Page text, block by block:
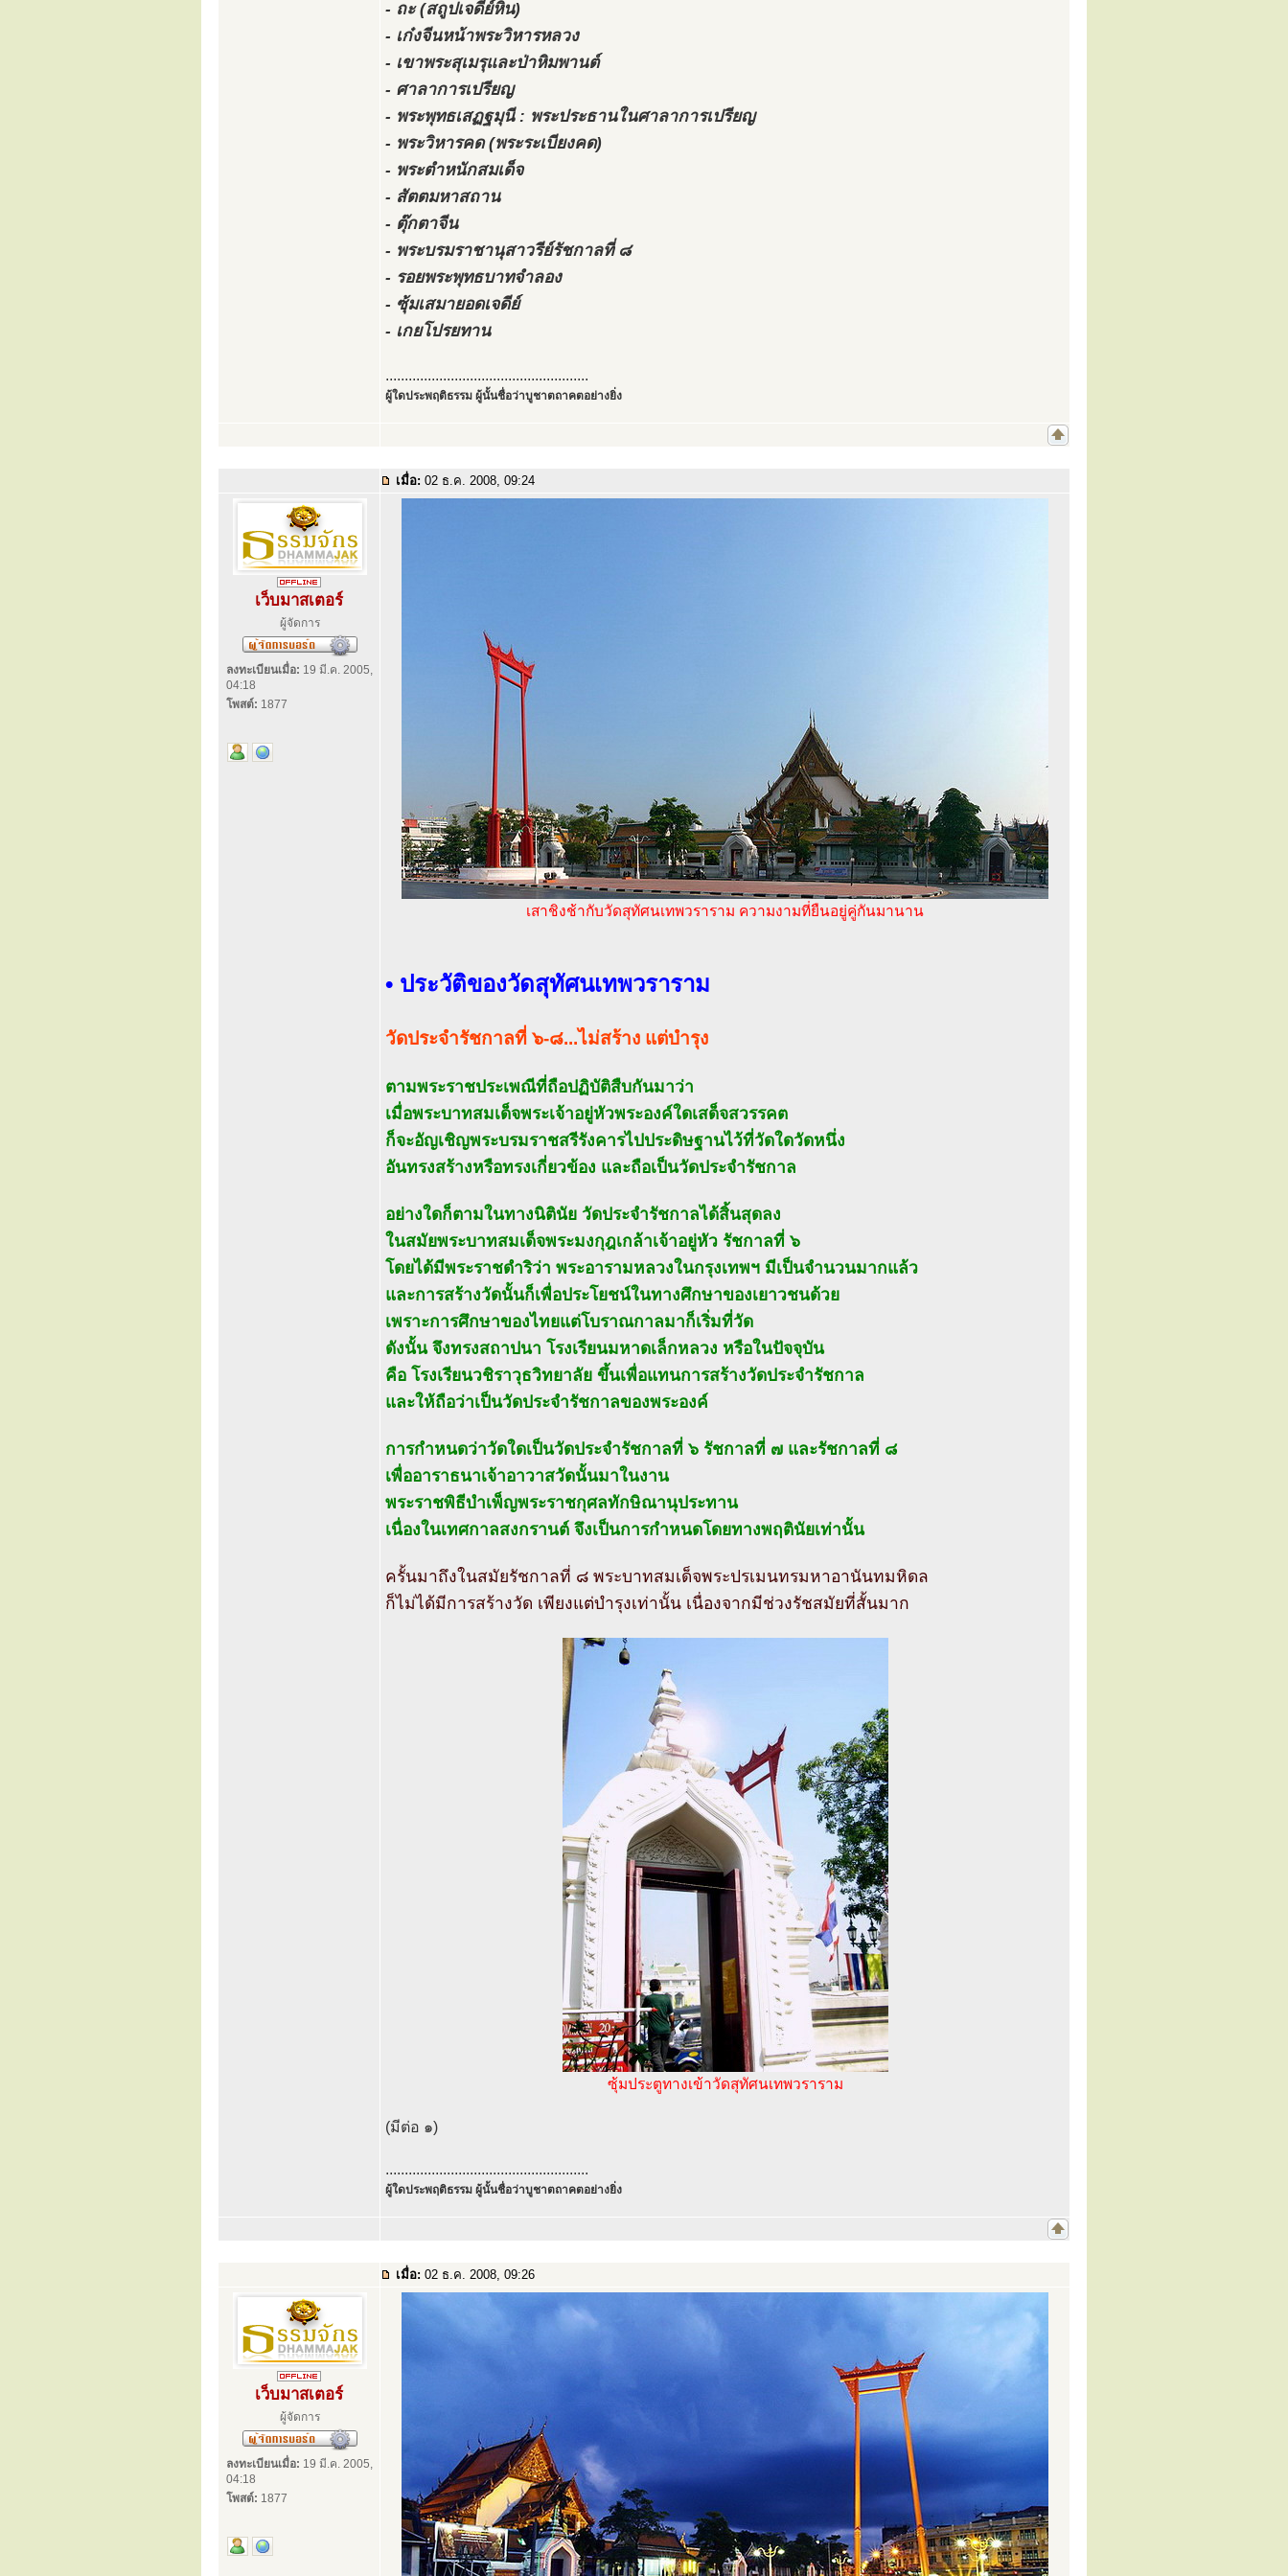
- ถะ (สถูปเจดีย์หิน)
- เก๋งจีนหน้าพระวิหารหลวง
- เขาพระสุเมรุและป่าหิมพานต์
- ศาลาการเปรียญ
- พระพุทธเสฏฐมุนี : พระประธานในศาลาการเปรียญ
- พระวิหารคด (พระระเบียงคด)
- พระตำหนักสมเด็จ
- สัตตมหาสถาน
- ตุ๊กตาจีน
- พระบรมราชานุสาวรีย์รัชกาลที่ ๘
- รอยพระพุทธบาทจำลอง
- ซุ้มเสมายอดเจดีย์
- เกยโปรยทาน
.....................................................
ผู้ใดประพฤติธรรม ผู้นั้นชื่อว่าบูชาตถาคตอย่างยิ่ง
เมื่อ: 02 ธ.ค. 2008, 09:24
เว็บมาสเตอร์
ผู้จัดการ
ลงทะเบียนเมื่อ: 19 มี.ค. 2005,
04:18
โพสต์: 1877
เสาชิงช้ากับวัดสุทัศนเทพวราราม ความงามที่ยืนอยู่คู่กันมานาน
• ประวัติของวัดสุทัศนเทพวราราม
วัดประจำรัชกาลที่ ๖-๘...ไม่สร้าง แต่บำรุง
ตามพระราชประเพณีที่ถือปฏิบัติสืบกันมาว่า
เมื่อพระบาทสมเด็จพระเจ้าอยู่หัวพระองค์ใดเสด็จสวรรคต
ก็จะอัญเชิญพระบรมราชสรีรังคารไปประดิษฐานไว้ที่วัดใดวัดหนึ่ง
อันทรงสร้างหรือทรงเกี่ยวข้อง และถือเป็นวัดประจำรัชกาล
อย่างใดก็ตามในทางนิตินัย วัดประจำรัชกาลได้สิ้นสุดลง
ในสมัยพระบาทสมเด็จพระมงกุฎเกล้าเจ้าอยู่หัว รัชกาลที่ ๖
โดยได้มีพระราชดำริว่า พระอารามหลวงในกรุงเทพฯ มีเป็นจำนวนมากแล้ว
และการสร้างวัดนั้นก็เพื่อประโยชน์ในทางศึกษาของเยาวชนด้วย
เพราะการศึกษาของไทยแต่โบราณกาลมาก็เริ่มที่วัด
ดังนั้น จึงทรงสถาปนา โรงเรียนมหาดเล็กหลวง หรือในปัจจุบัน
คือ โรงเรียนวชิราวุธวิทยาลัย ขึ้นเพื่อแทนการสร้างวัดประจำรัชกาล
และให้ถือว่าเป็นวัดประจำรัชกาลของพระองค์
การกำหนดว่าวัดใดเป็นวัดประจำรัชกาลที่ ๖ รัชกาลที่ ๗ และรัชกาลที่ ๘
เพื่ออาราธนาเจ้าอาวาสวัดนั้นมาในงาน
พระราชพิธีบำเพ็ญพระราชกุศลทักษิณานุประทาน
เนื่องในเทศกาลสงกรานต์ จึงเป็นการกำหนดโดยทางพฤตินัยเท่านั้น
ครั้นมาถึงในสมัยรัชกาลที่ ๘ พระบาทสมเด็จพระปรเมนทรมหาอานันทมหิดล
ก็ไม่ได้มีการสร้างวัด เพียงแต่บำรุงเท่านั้น เนื่องจากมีช่วงรัชสมัยที่สั้นมาก
ซุ้มประตูทางเข้าวัดสุทัศนเทพวราราม
(มีต่อ ๑)
.....................................................
ผู้ใดประพฤติธรรม ผู้นั้นชื่อว่าบูชาตถาคตอย่างยิ่ง
เมื่อ: 02 ธ.ค. 2008, 09:26
เว็บมาสเตอร์
ผู้จัดการ
ลงทะเบียนเมื่อ: 19 มี.ค. 2005,
04:18
โพสต์: 1877